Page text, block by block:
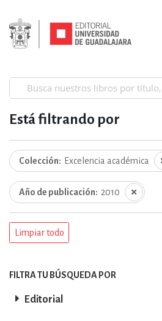
Está filtrando por
Colección Excelencia académica
Año de publicación 2010
Limpiar todo
FILTRA TU BÚSQUEDA POR
Editorial